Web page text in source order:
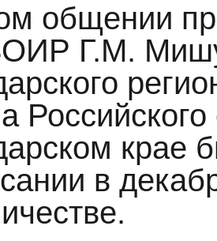
общении
Г.М.
крае
в